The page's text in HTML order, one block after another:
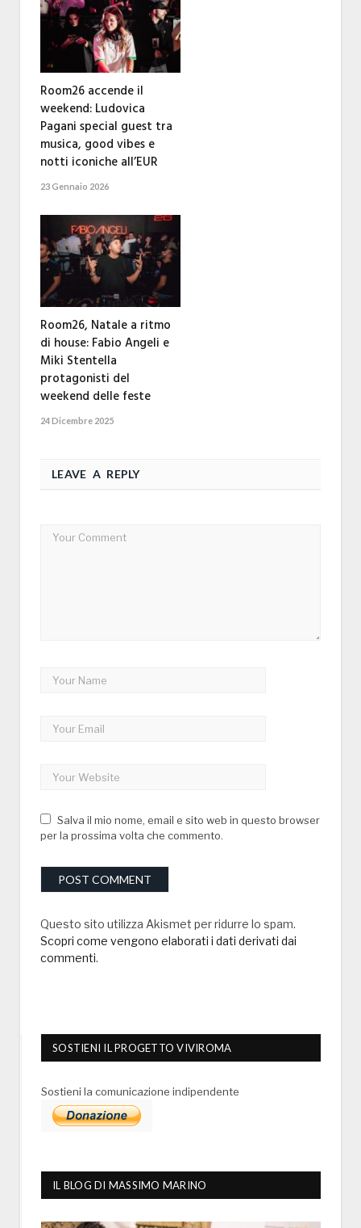
Room26 accende il
weekend: Ludovica
Pagani special guest tra
musica, good vibes e
notti iconiche all’EUR
23 Gennaio 2026
Room26, Natale a ritmo
di house: Fabio Angeli e
Miki Stentella
protagonisti del
weekend delle feste
24 Dicembre 2025
LEAVE A REPLY
Salva il mio nome, email e sito web in questo browser
per la prossima volta che commento.
Questo sito utilizza Akismet per ridurre lo spam.
Scopri come vengono elaborati i dati derivati dai
commenti.
SOSTIENI IL PROGETTO VIVIROMA
Sostieni la comunicazione indipendente
IL BLOG DI MASSIMO MARINO